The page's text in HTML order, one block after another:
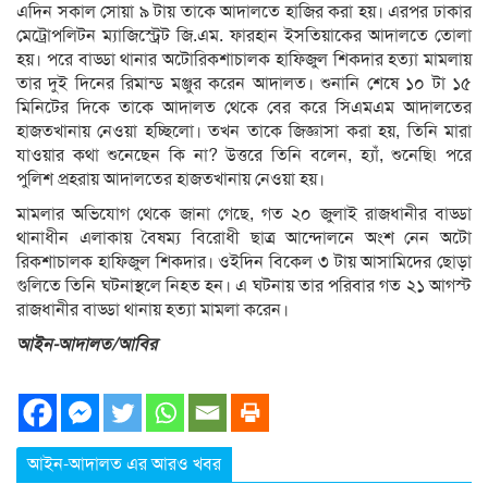
এদিন সকাল সোয়া ৯ টায় তাকে আদালতে হাজির করা হয়। এরপর ঢাকার
মেট্রোপলিটন ম্যাজিস্ট্রেট জি.এম. ফারহান ইসতিয়াকের আদালতে তোলা
হয়। পরে বাড্ডা থানার অটোরিকশাচালক হাফিজুল শিকদার হত্যা মামলায়
তার দুই দিনের রিমান্ড মঞ্জুর করেন আদালত। শুনানি শেষে ১০ টা ১৫
মিনিটের দিকে তাকে আদালত থেকে বের করে সিএমএম আদালতের
হাজতখানায় নেওয়া হচ্ছিলো। তখন তাকে জিজ্ঞাসা করা হয়, তিনি মারা
যাওয়ার কথা শুনেছেন কি না? উত্তরে তিনি বলেন, হ্যাঁ, শুনেছি৷ পরে
পুলিশ প্রহরায় আদালতের হাজতখানায় নেওয়া হয়।
মামলার অভিযোগ থেকে জানা গেছে, গত ২০ জুলাই রাজধানীর বাড্ডা
থানাধীন এলাকায় বৈষম্য বিরোধী ছাত্র আন্দোলনে অংশ নেন অটো
রিকশাচালক হাফিজুল শিকদার। ওইদিন বিকেল ৩ টায় আসামিদের ছোড়া
গুলিতে তিনি ঘটনাস্থলে নিহত হন। এ ঘটনায় তার পরিবার গত ২১ আগস্ট
রাজধানীর বাড্ডা থানায় হত্যা মামলা করেন।
আইন-আদালত/আবির
আইন-আদালত এর আরও খবর